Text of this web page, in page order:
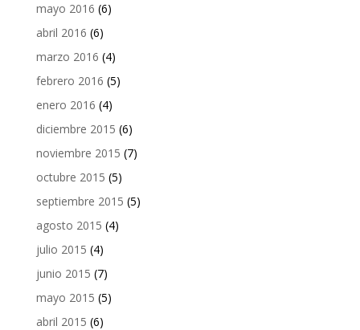
mayo 2016 (6)
abril 2016 (6)
marzo 2016 (4)
febrero 2016 (5)
enero 2016 (4)
diciembre 2015 (6)
noviembre 2015 (7)
octubre 2015 (5)
septiembre 2015 (5)
agosto 2015 (4)
julio 2015 (4)
junio 2015 (7)
mayo 2015 (5)
abril 2015 (6)